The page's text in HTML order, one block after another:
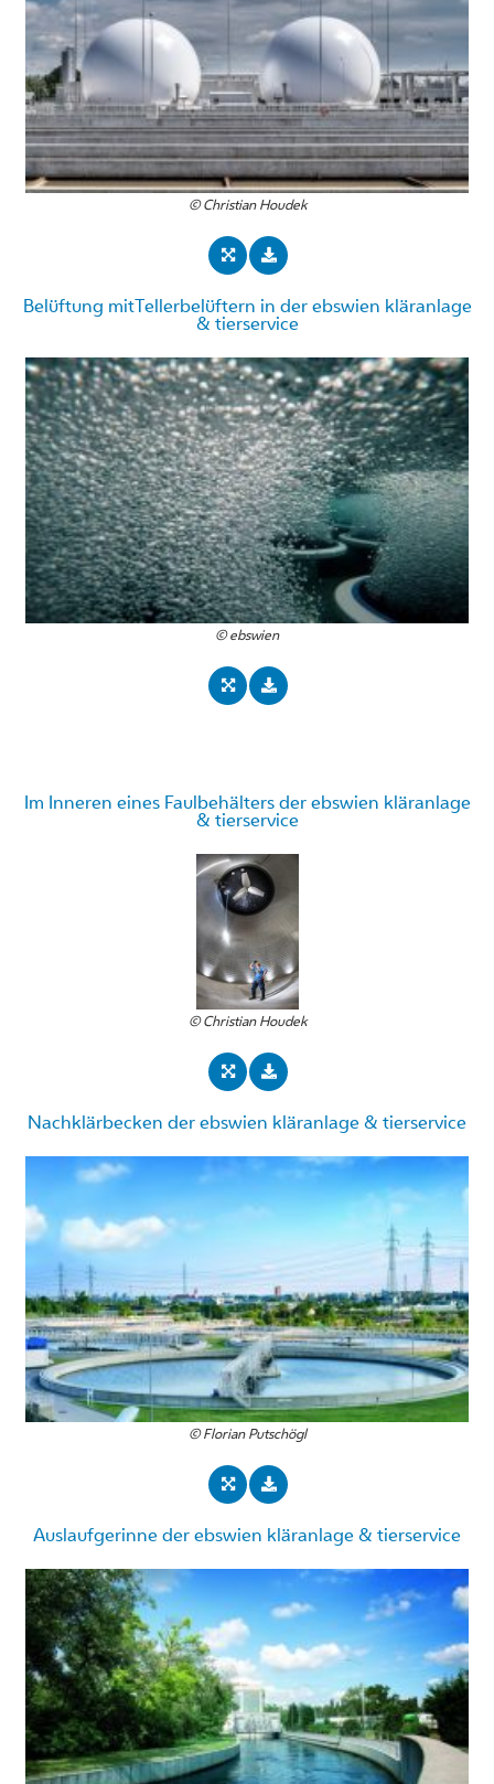
© Christian Houdek
Belüftung mitTellerbelüftern in der ebswien kläranlage
& tierservice
© ebswien
Im Inneren eines Faulbehälters der ebswien kläranlage
& tierservice
© Christian Houdek
Nachklärbecken der ebswien kläranlage & tierservice
© Florian Putschögl
Auslaufgerinne der ebswien kläranlage & tierservice